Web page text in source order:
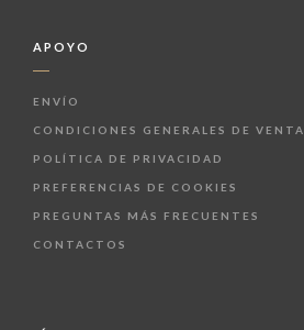
APOYO
ENVÍO
CONDICIONES GENERALES DE VENTA
POLÍTICA DE PRIVACIDAD
PREFERENCIAS DE COOKIES
PREGUNTAS MÁS FRECUENTES
CONTACTOS